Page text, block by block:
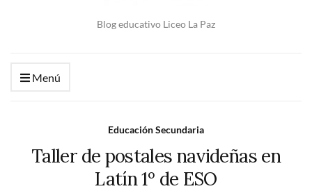
Blog educativo Liceo La Paz
Menú
Educación Secundaria
Taller de postales navideñas en
Latín 1º de ESO